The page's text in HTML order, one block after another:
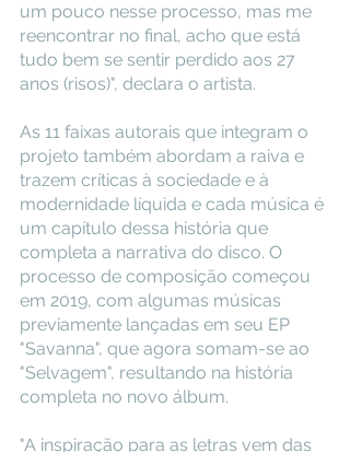
um pouco nesse processo, mas me
reencontrar no final, acho que está
tudo bem se sentir perdido aos 27
anos (risos)", declara o artista.
As 11 faixas autorais que integram o
projeto também abordam a raiva e
trazem críticas à sociedade e à
modernidade líquida e cada música é
um capítulo dessa história que
completa a narrativa do disco. O
processo de composição começou
em 2019, com algumas músicas
previamente lançadas em seu EP
"Savanna", que agora somam-se ao
"Selvagem", resultando na história
completa no novo álbum.
"A inspiração para as letras vem das